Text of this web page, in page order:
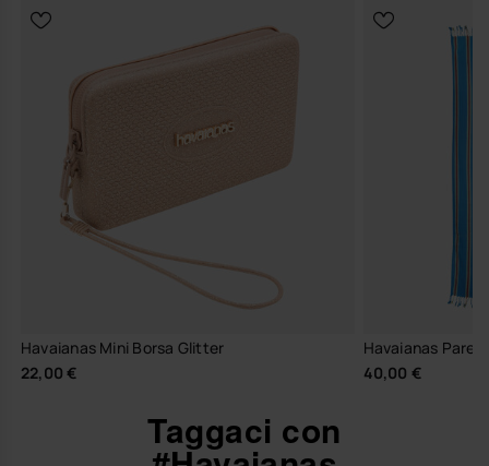
Havaianas Mini Borsa Glitter
22,00 €
Havaianas Pareo
40,00 €
Taggaci con